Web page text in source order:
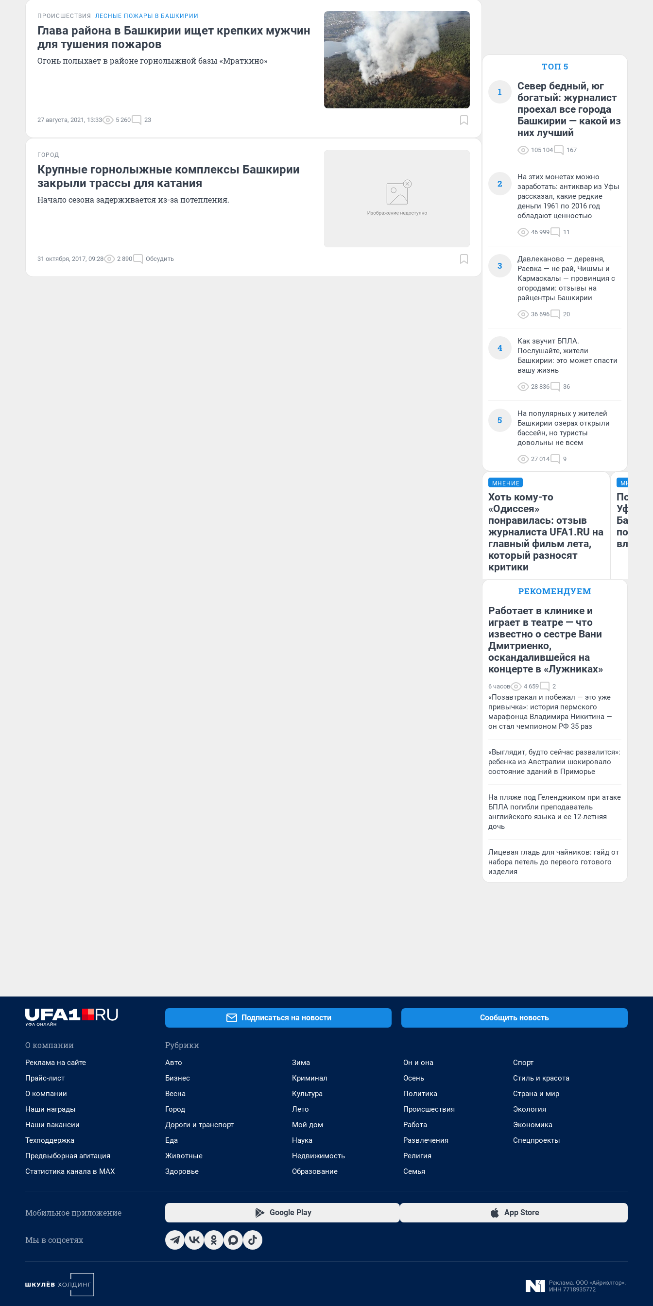
ПРОИСШЕСТВИЯ ЛЕСНЫЕ ПОЖАРЫ В БАШКИРИИ
Глава района в Башкирии ищет крепких мужчин
для тушения пожаров
Огонь полыхает в районе горнолыжной базы «Мраткино»
27 августа, 2021, 13:33 5 260 23
ГОРОД
Крупные горнолыжные комплексы Башкирии
закрыли трассы для катания
Начало сезона задерживается из-за потепления.
31 октября, 2017, 09:28 2 890 Обсудить
ТОП 5
1
Север бедный, юг
богатый: журналист
проехал все города
Башкирии — какой из
них лучший
105 104 167
2
На этих монетах можно
заработать: антиквар из Уфы
рассказал, какие редкие
деньги 1961 по 2016 год
обладают ценностью
46 999 11
3
Давлеканово — деревня,
Раевка — не рай, Чишмы и
Кармаскалы — провинция с
огородами: отзывы на
райцентры Башкирии
36 696 20
4
Как звучит БПЛА.
Послушайте, жители
Башкирии: это может спасти
вашу жизнь
28 836 36
5
На популярных у жителей
Башкирии озерах открыли
бассейн, но туристы
довольны не всем
27 014 9
МНЕНИЕ
Хоть кому-то
«Одиссея»
понравилась: отзыв
журналиста UFA1.RU на
главный фильм лета,
который разносят
критики
Антон Селиверстов
МНЕНИЕ
Уфы:
РЕКОМЕНДУЕМ
Работает в клинике и
играет в театре — что
известно о сестре Вани
Дмитриенко,
оскандалившейся на
концерте в «Лужниках»
6 часов 4 659 2
«Позавтракал и побежал — это уже
привычка»: история пермского
марафонца Владимира Никитина —
он стал чемпионом РФ 35 раз
«Выглядит, будто сейчас развалится»:
ребенка из Австралии шокировало
состояние зданий в Приморье
На пляже под Геленджиком при атаке
БПЛА погибли преподаватель
английского языка и ее 12-летняя
дочь
Лицевая гладь для чайников: гайд от
набора петель до первого готового
изделия
Подписаться на новости Сообщить новость
О компании
Реклама на сайте
Прайс-лист
О компании
Наши награды
Наши вакансии
Техподдержка
Предвыборная агитация
Статистика канала в MAX
Рубрики
Авто
Бизнес
Весна
Город
Дороги и транспорт
Еда
Животные
Здоровье
Зима
Криминал
Культура
Лето
Мой дом
Наука
Недвижимость
Образование
Он и она
Осень
Политика
Происшествия
Работа
Развлечения
Религия
Семья
Спорт
Стиль и красота
Страна и мир
Экология
Экономика
Спецпроекты
Мобильное приложение Google Play App Store
Мы в соцсетях